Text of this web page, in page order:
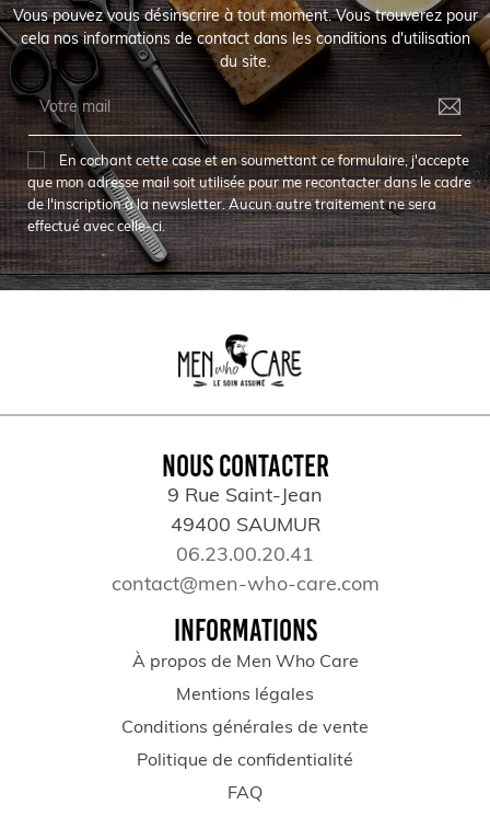
Vous pouvez vous désinscrire à tout moment. Vous trouverez pour
cela nos informations de contact dans les conditions d'utilisation
du site.
En cochant cette case et en soumettant ce formulaire, j'accepte
que mon adresse mail soit utilisée pour me recontacter dans le cadre
de l'inscription à la newsletter. Aucun autre traitement ne sera
effectué avec celle-ci.
NOUS CONTACTER
9 Rue Saint-Jean
49400 SAUMUR
06.23.00.20.41
contact@men-who-care.com
INFORMATIONS
À propos de Men Who Care
Mentions légales
Conditions générales de vente
Politique de confidentialité
FAQ